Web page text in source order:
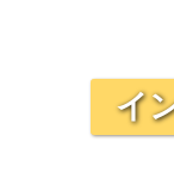
イ